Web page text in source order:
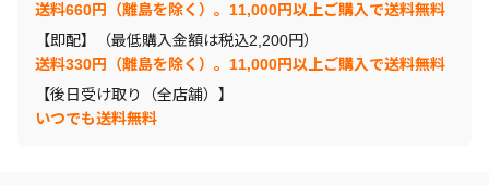
送料660円（離島を除く）。11,000円以上ご購入で送料無料
【即配】（最低購入金額は税込2,200円）
送料330円（離島を除く）。11,000円以上ご購入で送料無料
【後日受け取り（全店舗）】
いつでも送料無料